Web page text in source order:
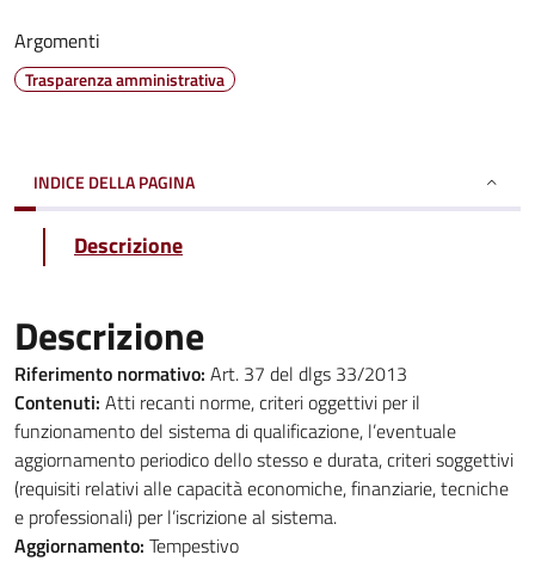
Argomenti
Trasparenza amministrativa
INDICE DELLA PAGINA
Descrizione
Descrizione
Riferimento normativo: Art. 37 del dlgs 33/2013
Contenuti: Atti recanti norme, criteri oggettivi per il
funzionamento del sistema di qualificazione, l’eventuale
aggiornamento periodico dello stesso e durata, criteri soggettivi
(requisiti relativi alle capacità economiche, finanziarie, tecniche
e professionali) per l’iscrizione al sistema.
Aggiornamento: Tempestivo